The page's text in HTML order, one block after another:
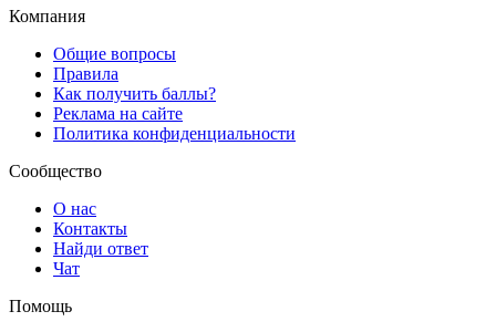
Компания
Общие вопросы
Правила
Как получить баллы?
Реклама на сайте
Политика конфиденциальности
Сообщество
О нас
Контакты
Найди ответ
Чат
Помощь